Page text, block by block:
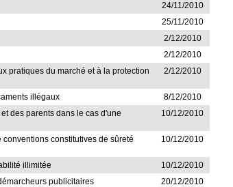
24/11/2010
25/11/2010
2/12/2010
2/12/2010
pratiques du marché et à la protection
2/12/2010
illégaux
8/12/2010
des parents dans le cas d'une
10/12/2010
constitutives de sûreté
10/12/2010
illimitée
10/12/2010
publicitaires
20/12/2010